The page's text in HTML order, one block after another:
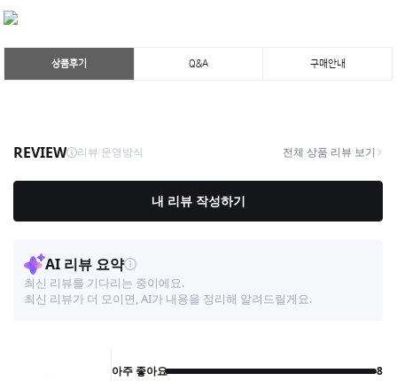
상품후기 Q&A 구매안내